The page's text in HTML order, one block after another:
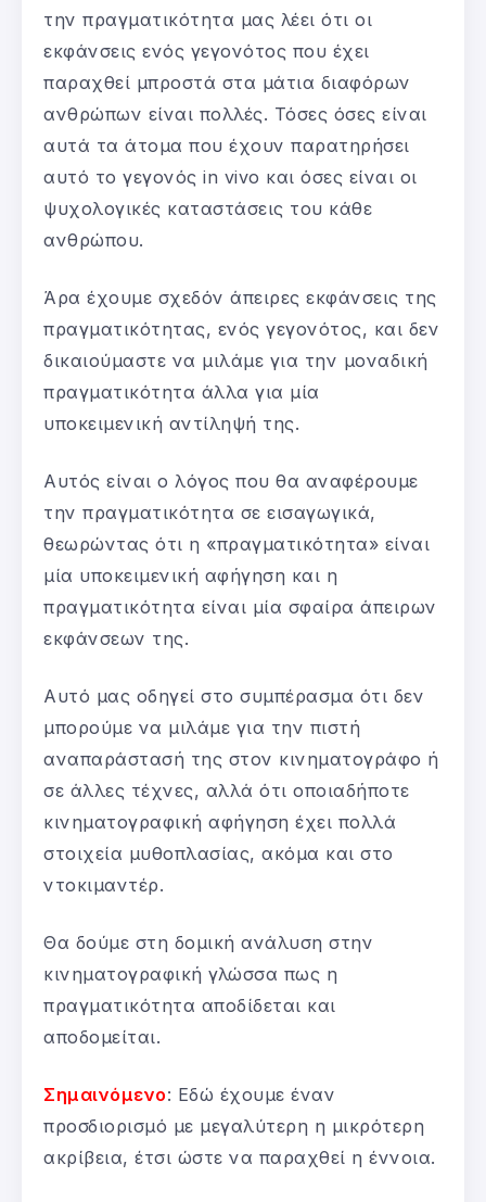
την πραγματικότητα μας λέει ότι οι
εκφάνσεις ενός γεγονότος που έχει
παραχθεί μπροστά στα μάτια διαφόρων
ανθρώπων είναι πολλές. Τόσες όσες είναι
αυτά τα άτομα που έχουν παρατηρήσει
αυτό το γεγονός in vivo και όσες είναι οι
ψυχολογικές καταστάσεις του κάθε
ανθρώπου.
Άρα έχουμε σχεδόν άπειρες εκφάνσεις της
πραγματικότητας, ενός γεγονότος, και δεν
δικαιούμαστε να μιλάμε για την μοναδική
πραγματικότητα άλλα για μία
υποκειμενική αντίληψή της.
Αυτός είναι ο λόγος που θα αναφέρουμε
την πραγματικότητα σε εισαγωγικά,
θεωρώντας ότι η «πραγματικότητα» είναι
μία υποκειμενική αφήγηση και η
πραγματικότητα είναι μία σφαίρα άπειρων
εκφάνσεων της.
Αυτό μας οδηγεί στο συμπέρασμα ότι δεν
μπορούμε να μιλάμε για την πιστή
αναπαράστασή της στον κινηματογράφο ή
σε άλλες τέχνες, αλλά ότι οποιαδήποτε
κινηματογραφική αφήγηση έχει πολλά
στοιχεία μυθοπλασίας, ακόμα και στο
ντοκιμαντέρ.
Θα δούμε στη δομική ανάλυση στην
κινηματογραφική γλώσσα πως η
πραγματικότητα αποδίδεται και
αποδομείται.
Σημαινόμενο: Εδώ έχουμε έναν
προσδιορισμό με μεγαλύτερη η μικρότερη
ακρίβεια, έτσι ώστε να παραχθεί η έννοια.